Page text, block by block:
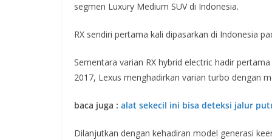
segmen Luxury Medium SUV di Indonesia.
RX sendiri pertama kali dipasarkan di Indonesia
Sementara varian RX hybrid electric hadir
2017, Lexus menghadirkan varian turbo dengan
baca juga : alat sekecil ini bisa deteksi jalur
Dilanjutkan dengan kehadiran model generasi